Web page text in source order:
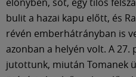
bulit a hazai kapu előtt, és
révén emberhátrányban is
azonban a helyén volt. A
jutottunk, miután Tomanek